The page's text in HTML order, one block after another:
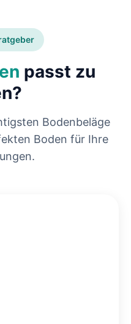
passt zu
Bodenbeläge
Boden für Ihre